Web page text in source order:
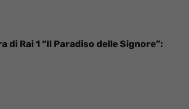
Rai 1 “Il Paradiso delle Signore”: